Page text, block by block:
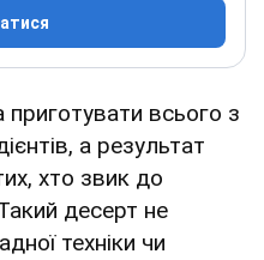
всього з
а результат
хто звик до
десерт не
техніки чи